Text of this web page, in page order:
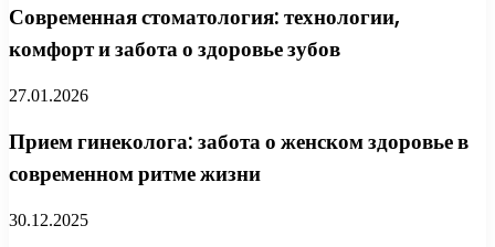
Современная стоматология: технологии,
комфорт и забота о здоровье зубов
27.01.2026
Прием гинеколога: забота о женском здоровье в
современном ритме жизни
30.12.2025